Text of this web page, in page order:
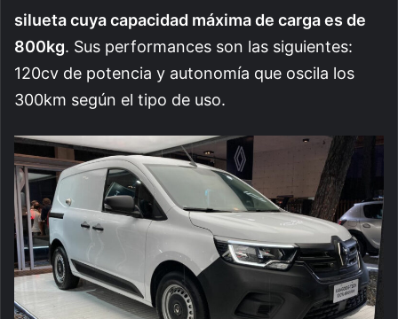
silueta cuya capacidad máxima de carga es de
800kg. Sus performances son las siguientes:
120cv de potencia y autonomía que oscila los
300km según el tipo de uso.